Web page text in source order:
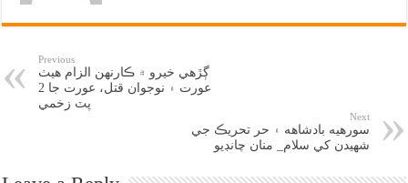
Previous
ڳڙهي خيرو ۾ ڪارنهن الزام هيٺ
عورت ۽ نوجوان قتل، عورت جا 2
پٽ زخمي
Next
سورهيه بادشاهه ۽ حر تحريڪ جي
شهيدن کي سلام_ منان چانڊيو